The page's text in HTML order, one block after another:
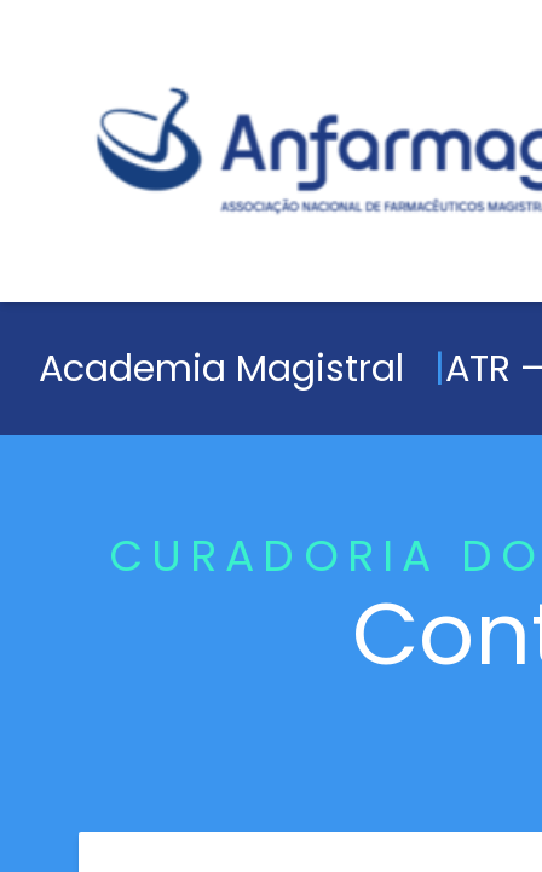
Academia Magistral ATR
CURADORIA